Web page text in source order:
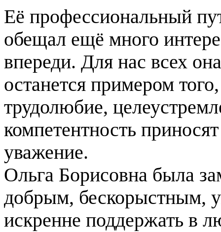
Её профессиональный
обещал ещё много
впереди. Для нас всех она
останется примером
трудолюбие,
компетентность
уважение.
Ольга Борисовна была
добрым, бескорыстным,
искренне поддержать в